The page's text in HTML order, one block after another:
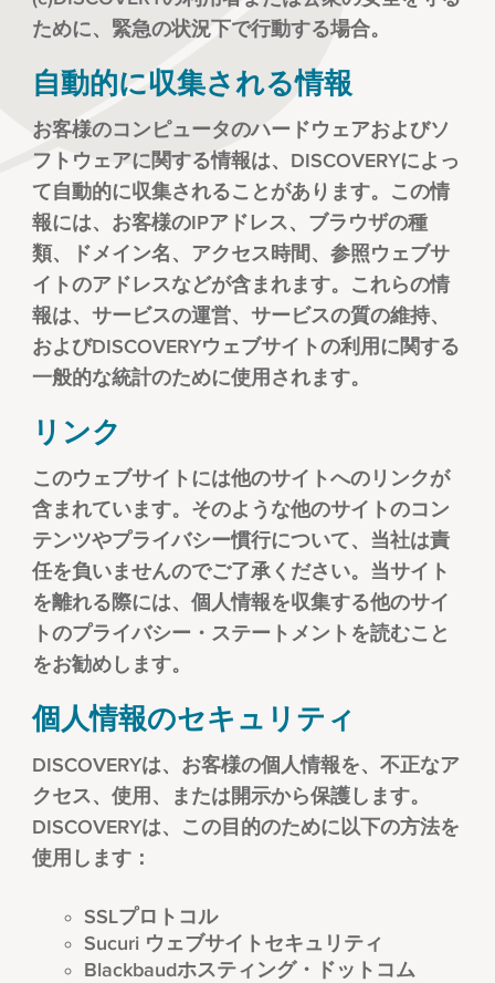
ために、緊急の状況下で行動する場合。
自動的に収集される情報
お客様のコンピュータのハードウェアおよびソ
フトウェアに関する情報は、DISCOVERYによっ
て自動的に収集されることがあります。この情
報には、お客様のIPアドレス、ブラウザの種
類、ドメイン名、アクセス時間、参照ウェブサ
イトのアドレスなどが含まれます。これらの情
報は、サービスの運営、サービスの質の維持、
およびDISCOVERYウェブサイトの利用に関する
一般的な統計のために使用されます。
リンク
このウェブサイトには他のサイトへのリンクが
含まれています。そのような他のサイトのコン
テンツやプライバシー慣行について、当社は責
任を負いませんのでご了承ください。当サイト
を離れる際には、個人情報を収集する他のサイ
トのプライバシー・ステートメントを読むこと
をお勧めします。
個人情報のセキュリティ
DISCOVERYは、お客様の個人情報を、不正なア
クセス、使用、または開示から保護します。
DISCOVERYは、この目的のために以下の方法を
使用します：
SSLプロトコル
Sucuri ウェブサイトセキュリティ
Blackbaudホスティング・ドットコム